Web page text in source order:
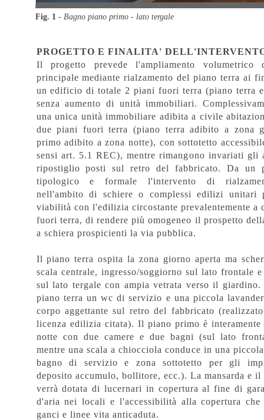
Fig. 1- Bagno piano primo - lato tergale
PROGETTO E FINALITA'
Il progetto prevede l'ampliamento volumetrico
principale mediante rialzamento del piano terra ai
un edificio di totale 2 piani fuori terra (piano terra
senza aumento di unità immobiliari.
una unica unità immobiliare adibita a civile
due piani fuori terra (piano terra adibito a zona
primo adibito a zona notte), con sottotetto
sensi art. 5.1 REC), mentre rimangono invariati gli
ripostiglio posti sul retro del fabbricato. Da un
tipologico e formale l'intervento di
nell'ambito di schiere o complessi edilizi unitari
viabilità con l'edilizia circostante prevalentemente a
fuori terra, di rendere più omogeneo il prospetto
a schiera prospicienti la via pubblica.
Il piano terra ospita la zona giorno aperta ma
scala centrale, ingresso/soggiorno sul lato frontale
sul lato tergale con ampia vetrata verso il
piano terra un wc di servizio e una piccola
corpo aggettante sul retro del fabbricato
licenza edilizia citata). Il piano primo è interamente
notte con due camere e due bagni (sul lato
mentre una scala a chiocciola conduce in una
bagno di servizio e zona sottotetto per gli
deposito accumulo, bollitore, ecc.). La mansarda e
verrà dotata di lucernari in copertura al fine di
d'aria nei locali e l'accessibilità alla copertura che
ganci e linee vita anticaduta.